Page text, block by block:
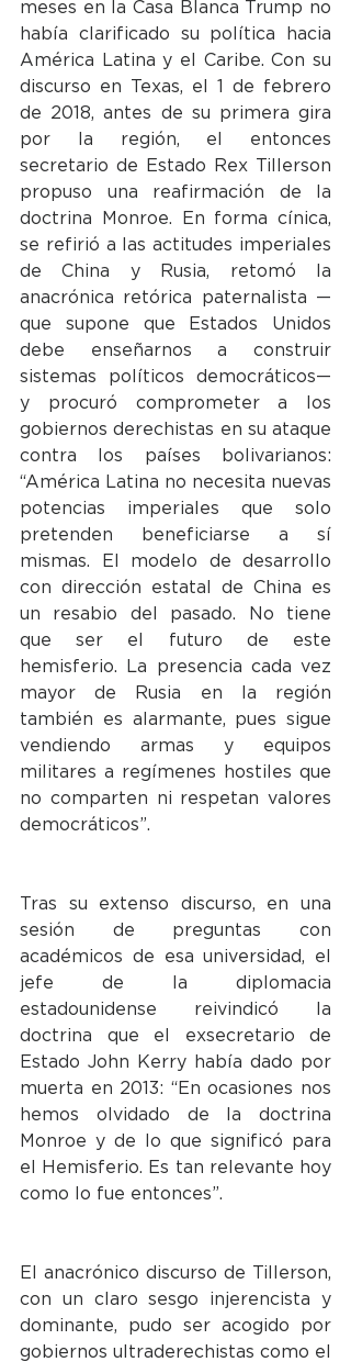
meses en la Casa Blanca Trump no
había clarificado su política hacia
América Latina y el Caribe. Con su
discurso en Texas, el 1 de febrero
de 2018, antes de su primera gira
por la región, el entonces
secretario de Estado Rex Tillerson
propuso una reafirmación de la
doctrina Monroe. En forma cínica,
se refirió a las actitudes imperiales
de China y Rusia, retomó la
anacrónica retórica paternalista —
que supone que Estados Unidos
debe enseñarnos a construir
sistemas políticos democráticos—
y procuró comprometer a los
gobiernos derechistas en su ataque
contra los países bolivarianos:
“América Latina no necesita nuevas
potencias imperiales que solo
pretenden beneficiarse a sí
mismas. El modelo de desarrollo
con dirección estatal de China es
un resabio del pasado. No tiene
que ser el futuro de este
hemisferio. La presencia cada vez
mayor de Rusia en la región
también es alarmante, pues sigue
vendiendo armas y equipos
militares a regímenes hostiles que
no comparten ni respetan valores
democráticos”.
Tras su extenso discurso, en una
sesión de preguntas con
académicos de esa universidad, el
jefe de la diplomacia
estadounidense reivindicó la
doctrina que el exsecretario de
Estado John Kerry había dado por
muerta en 2013: “En ocasiones nos
hemos olvidado de la doctrina
Monroe y de lo que significó para
el Hemisferio. Es tan relevante hoy
como lo fue entonces”.
El anacrónico discurso de Tillerson,
con un claro sesgo injerencista y
dominante, pudo ser acogido por
gobiernos ultraderechistas como el